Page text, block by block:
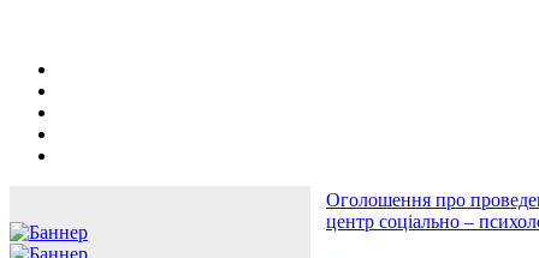
Оголошення про
центр соціально –